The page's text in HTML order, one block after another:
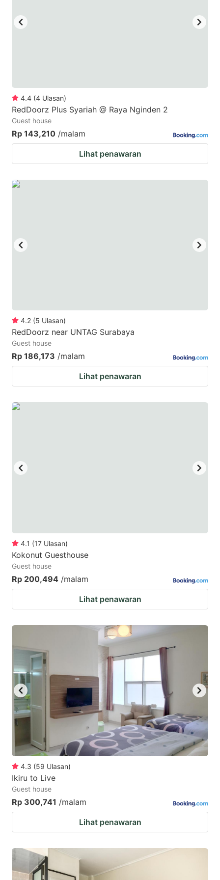
for
changing
dates.
changing
4.4 (4 Ulasan)
RedDoorz Plus Syariah @ Raya Nginden 2
Guest house
Rp 143,210 /malam
Lihat penawaran
4.2 (5 Ulasan)
RedDoorz near UNTAG Surabaya
Guest house
Rp 186,173 /malam
Lihat penawaran
4.1 (17 Ulasan)
Kokonut Guesthouse
Guest house
Rp 200,494 /malam
Lihat penawaran
4.3 (59 Ulasan)
Ikiru to Live
Guest house
Rp 300,741 /malam
Lihat penawaran